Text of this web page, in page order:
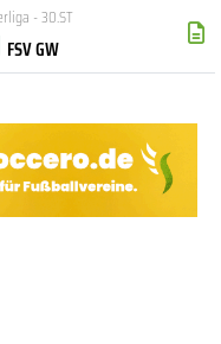
- 30.ST
FSV GW